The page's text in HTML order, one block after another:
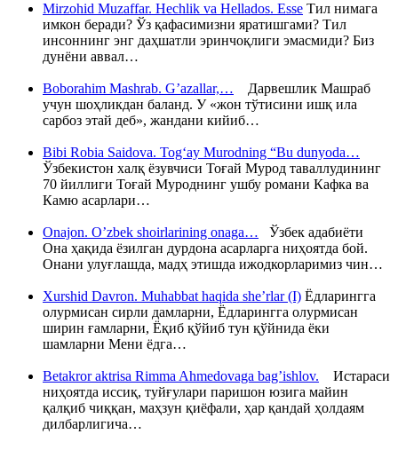
Mirzohid Muzaffar. Hechlik va Hellados. Esse Тил нимага
имкон беради? Ўз қафасимизни яратишгами? Тил
инсоннинг энг даҳшатли эринчоқлиги эмасмиди? Биз
дунёни аввал…
Boborahim Mashrab. G’azallar,… Дарвешлик Машраб
учун шоҳликдан баланд. У «жон тўтисини ишқ ила
сарбоз этай деб», жандани кийиб…
Bibi Robia Saidova. Tog‘ay Murodning “Bu dunyoda…
Ўзбекистон халқ ёзувчиси Тоғай Мурод таваллудининг
70 йиллиги Тоғай Муроднинг ушбу романи Кафка ва
Камю асарлари…
Onajon. O’zbek shoirlarining onaga… Ўзбек адабиёти
Она ҳақида ёзилган дурдона асарларга ниҳоятда бой.
Онани улуғлашда, мадҳ этишда ижодкорларимиз чин…
Xurshid Davron. Muhabbat haqida she’rlar (I) Ёдларингга
олурмисан сирли дамларни, Ёдларингга олурмисан
ширин ғамларни, Ёқиб қўйиб тун қўйнида ёки
шамларни Мени ёдга…
Betakror aktrisa Rimma Ahmedovaga bag’ishlov. Истараси
ниҳоятда иссиқ, туйғулари паришон юзига майин
қалқиб чиққан, маҳзун қиёфали, ҳар қандай ҳолдаям
дилбарлигича…